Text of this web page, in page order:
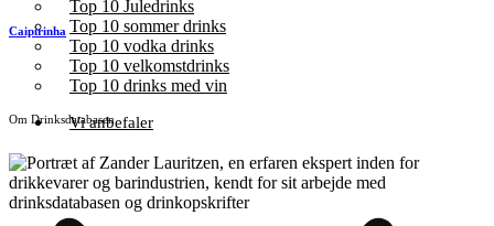
Top 10 Juledrinks
Top 10 sommer drinks
Top 10 vodka drinks
Top 10 velkomstdrinks
Top 10 drinks med vin
Vi anbefaler
Caipirinha
Om Drinksdatabasen